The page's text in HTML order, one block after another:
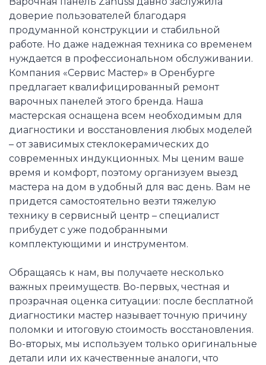
доверие пользователей благодаря
продуманной конструкции и стабильной
работе. Но даже надежная техника со временем
нуждается в профессиональном обслуживании.
Компания «Сервис Мастер» в Оренбурге
предлагает квалифицированный ремонт
варочных панелей этого бренда. Наша
мастерская оснащена всем необходимым для
диагностики и восстановления любых моделей
– от зависимых стеклокерамических до
современных индукционных. Мы ценим ваше
время и комфорт, поэтому организуем выезд
мастера на дом в удобный для вас день. Вам не
придется самостоятельно везти тяжелую
технику в сервисный центр – специалист
прибудет с уже подобранными
комплектующими и инструментом.
Обращаясь к нам, вы получаете несколько
важных преимуществ. Во-первых, честная и
прозрачная оценка ситуации: после бесплатной
диагностики мастер называет точную причину
поломки и итоговую стоимость восстановления.
Во-вторых, мы используем только оригинальные
детали или их качественные аналоги, что